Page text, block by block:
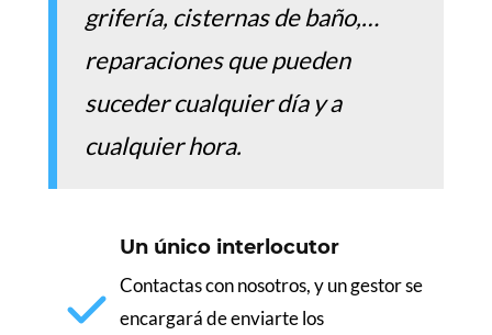
grifería, cisternas de baño,…
reparaciones que pueden
suceder cualquier día y a
cualquier hora.
Un único interlocutor
Contactas con nosotros, y un gestor se
encargará de enviarte los